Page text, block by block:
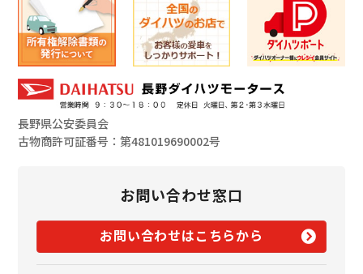
長野県公安委員会
古物商許可証番号：第481019690002号
お問い合わせ窓口
お問い合わせはこちらから